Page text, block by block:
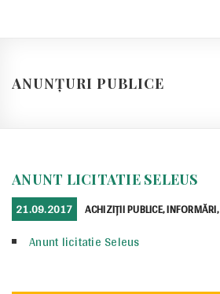
ANUNȚURI PUBLICE
ANUNT LICITATIE SELEUS
POSTED
ON
21.09.2017 CATEGORIES
ACHIZIȚII PUBLICE,INFORMĂRI,
Anunt licitatie Seleus